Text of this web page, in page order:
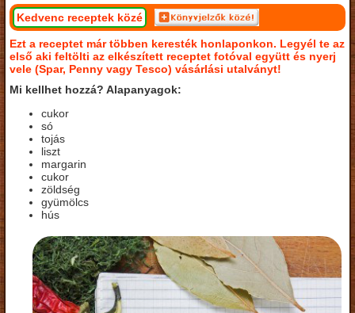
Kedvenc receptek közé
Ezt a receptet már többen keresték honlaponkon. Legyél te az
első aki feltölti az elkészített receptet fotóval együtt és nyerj
vele (Spar, Penny vagy Tesco) vásárlási utalványt!
Mi kellhet hozzá? Alapanyagok:
cukor
só
tojás
liszt
margarin
cukor
zöldség
gyümölcs
hús